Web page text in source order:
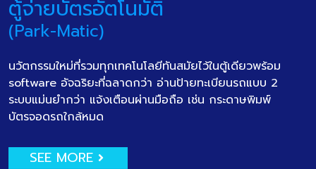
ตู้จ่ายบัตรอัตโนมัติ
(Park-Matic)
นวัตกรรมใหม่ที่รวมทุกเทคโนโลยีทันสมัยไว้ในตู้เดียวพร้อม
software อัจฉริยะที่ฉลาดกว่า อ่านป้ายทะเบียนรถแบบ 2
ระบบแม่นยำกว่า แจ้งเตือนผ่านมือถือ เช่น กระดาษพิมพ์
บัตรจอดรถใกล้หมด
SEE MORE